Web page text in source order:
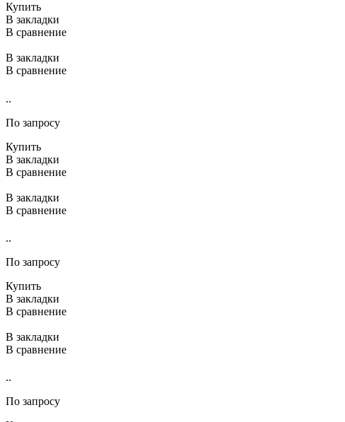
Купить
В закладки
В сравнение
В закладки
В сравнение
..
По запросу
Купить
В закладки
В сравнение
В закладки
В сравнение
..
По запросу
Купить
В закладки
В сравнение
В закладки
В сравнение
..
По запросу